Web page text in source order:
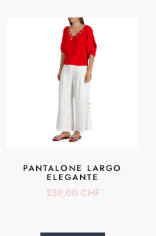
PANTALONE LARGO
ELEGANTE
239,00 CHF